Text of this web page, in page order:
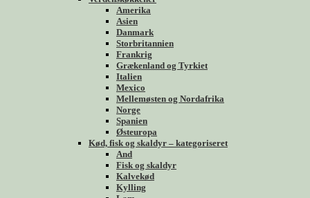
Amerika
Asien
Danmark
Storbritannien
Frankrig
Grækenland og Tyrkiet
Italien
Mexico
Mellemøsten og Nordafrika
Norge
Spanien
Østeuropa
Kød, fisk og skaldyr – kategoriseret
And
Fisk og skaldyr
Kalvekød
Kylling